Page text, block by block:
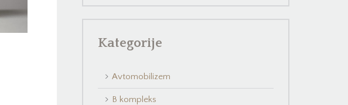
Kategorije
Avtomobilizem
B kompleks